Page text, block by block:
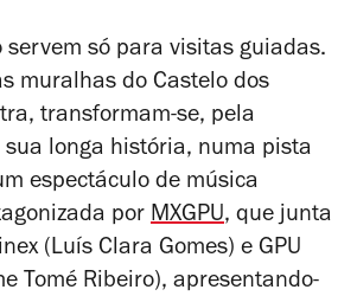
servem só para visitas guiadas.
muralhas do Castelo dos
transformam-se, pela
sua longa história, numa pista
espectáculo de música
por MXGPU, que junta
(Luís Clara Gomes) e GPU
Tomé Ribeiro), apresentando-